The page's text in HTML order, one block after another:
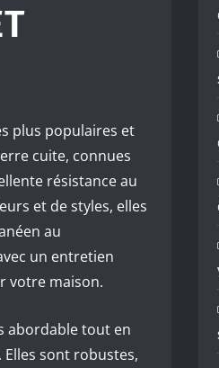
plus populaires et
cuite, connues
résistance au
et de styles, elles
au
un entretien
votre maison.
abordable tout en
sont robustes,